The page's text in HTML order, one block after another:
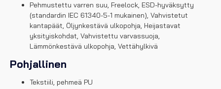
Pehmustettu varren suu, Freelock, ESD-hyväksytty
(standardin IEC 61340-5-1 mukainen), Vahvistetut
kantapäät, Öljynkestävä ulkopohja, Heijastavat
yksityiskohdat, Vahvistettu varvassuoja,
Lämmönkestävä ulkopohja, Vettähylkivä
Pohjallinen
Tekstiili, pehmeä PU